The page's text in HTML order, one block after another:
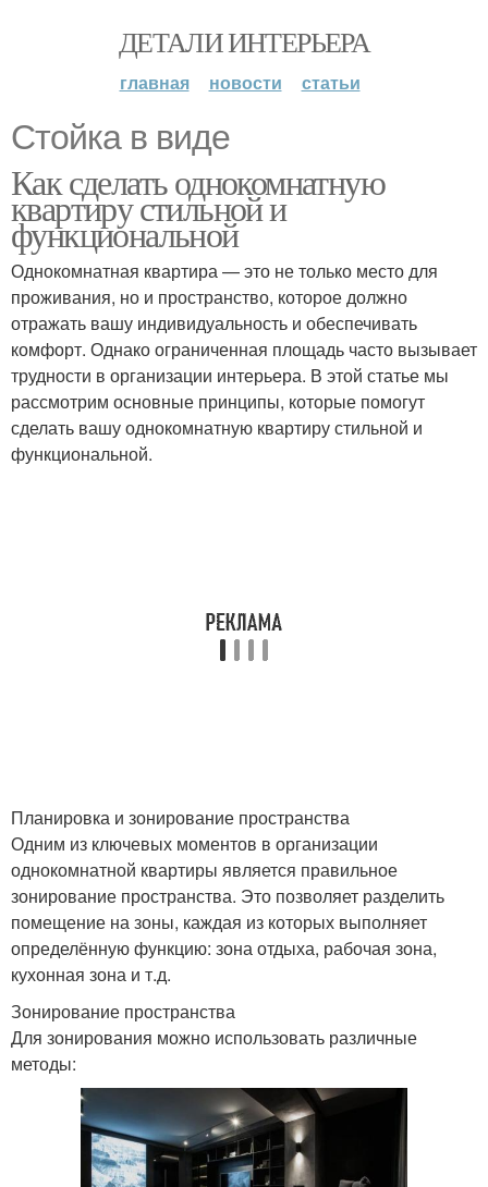
ДЕТАЛИ ИНТЕРЬЕРА
главная новости статьи
Стойка в виде
Как сделать однокомнатную
квартиру стильной и
функциональной
Однокомнатная квартира — это не только место для
проживания, но и пространство, которое должно
отражать вашу индивидуальность и обеспечивать
комфорт. Однако ограниченная площадь часто вызывает
трудности в организации интерьера. В этой статье мы
рассмотрим основные принципы, которые помогут
сделать вашу однокомнатную квартиру стильной и
функциональной.
Планировка и зонирование пространства
Одним из ключевых моментов в организации
однокомнатной квартиры является правильное
зонирование пространства. Это позволяет разделить
помещение на зоны, каждая из которых выполняет
определённую функцию: зона отдыха, рабочая зона,
кухонная зона и т.д.
Зонирование пространства
Для зонирования можно использовать различные
методы: